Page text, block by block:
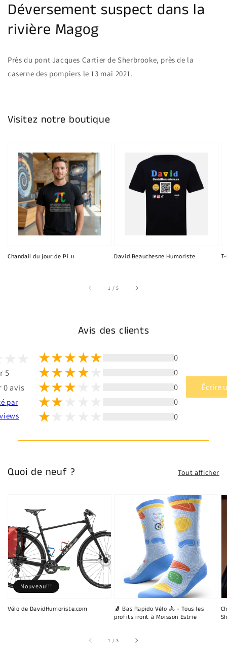
Déversement suspect dans la
rivière Magog
Près du pont Jacques Cartier de Sherbrooke, près de la
caserne des pompiers le 13 mai 2021.
Visitez notre boutique
Chandail du jour de Pi π David Beauchesne Humoriste
1 /sur
5
Avis des clients
5
0 avis
par
0
0
0
0
0
Écrire
Quoi de neuf ? Tout afficher
Vélo de DavidHumoriste.com
Nouveau!!!
🧦 Bas Rapido Vélo 🚴 - Tous les
profits iront à Moisson Estrie
1 /sur
3